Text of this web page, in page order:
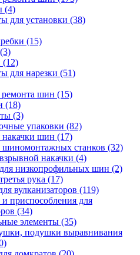
(4)
для установки (38)
(15)
(3)
(12)
для нарезки (51)
шин (15)
(18)
(3)
упаковки (82)
шин (17)
станков (32)
накачки (4)
низкопрофильных шин (2)
рука (17)
вулканизаторов (119)
приспособления для
(34)
элементы (35)
подушки выравнивания